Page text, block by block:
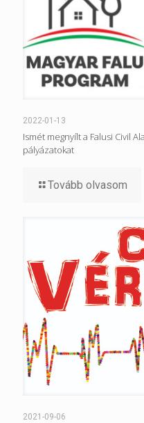
2022-01-13
Ismét megnyílt a Falusi Civil
pályázatokat
Tovább olvasom
2021-09-06